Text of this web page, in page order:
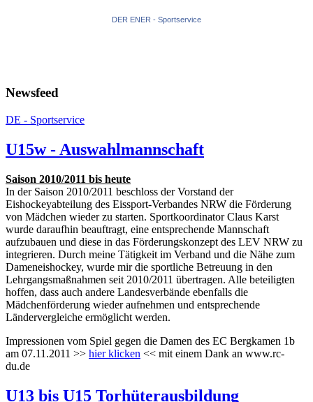
DER ENER - Sportservice
Newsfeed
DE - Sportservice
U15w - Auswahlmannschaft
Saison 2010/2011 bis heute
In der Saison 2010/2011 beschloss der Vorstand der
Eishockeyabteilung des Eissport-Verbandes NRW die Förderung
von Mädchen wieder zu starten. Sportkoordinator Claus Karst
wurde daraufhin beauftragt, eine entsprechende Mannschaft
aufzubauen und diese in das Förderungskonzept des LEV NRW zu
integrieren. Durch meine Tätigkeit im Verband und die Nähe zum
Dameneishockey, wurde mir die sportliche Betreuung in den
Lehrgangsmaßnahmen seit 2010/2011 übertragen. Alle beteiligten
hoffen, dass auch andere Landesverbände ebenfalls die
Mädchenförderung wieder aufnehmen und entsprechende
Ländervergleiche ermöglicht werden.
Impressionen vom Spiel gegen die Damen des EC Bergkamen 1b
am 07.11.2011 >> hier klicken << mit einem Dank an www.rc-
du.de
U13 bis U15 Torhüterausbildung